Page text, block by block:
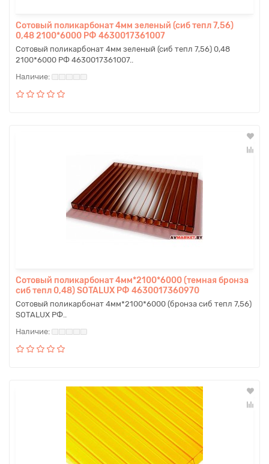
Сотовый поликарбонат 4мм зеленый (сиб тепл 7,56)
0,48 2100*6000 РФ 4630017361007
Сотовый поликарбонат 4мм зеленый (сиб тепл 7,56) 0,48
2100*6000 РФ 4630017361007..
Сотовый поликарбонат 4мм*2100*6000 (темная бронза
сиб тепл 0,48) SOTALUX РФ 4630017360970
Сотовый поликарбонат 4мм*2100*6000 (бронза сиб тепл 7,56)
SOTALUX РФ..